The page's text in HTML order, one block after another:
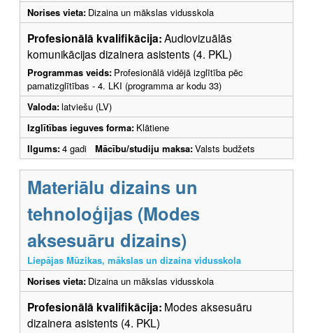
Norises vieta: Dizaina un mākslas vidusskola
Profesionālā kvalifikācija:Audiovizuālās
komunikācijas dizainera asistents (4. PKL)
Programmas veids: Profesionālā vidējā izglītība pēc
pamatizglītības - 4. LKI (programma ar kodu 33)
Valoda:latviešu (LV)
Izglītības ieguves forma: Klātiene
Ilgums:4 gadi Mācību/studiju maksa:Valsts budžets
Materiālu dizains un
tehnoloģijas (Modes
aksesuāru dizains)
Liepājas Mūzikas, mākslas un dizaina vidusskola
Norises vieta: Dizaina un mākslas vidusskola
Profesionālā kvalifikācija: Modes aksesuāru
dizainera asistents (4. PKL)